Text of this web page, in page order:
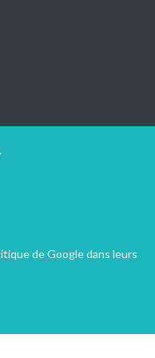
de Google dans leurs